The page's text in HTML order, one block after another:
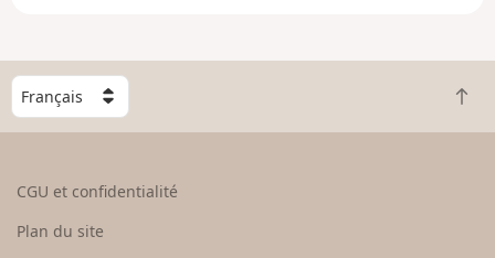
g
n
C
h
o
R
e
CGU et confidentialité
Plan du site